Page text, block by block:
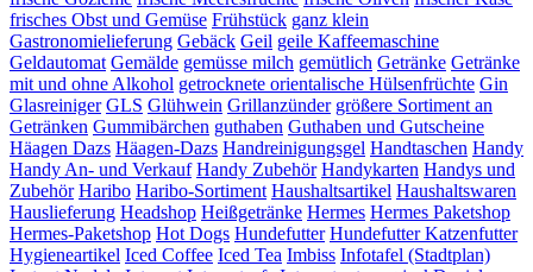
frisches Obst und Gemüse Frühstück ganz klein
Gastronomielieferung Gebäck Geil geile Kaffeemaschine
Geldautomat Gemälde gemüsse milch gemütlich Getränke Getränke
mit und ohne Alkohol getrocknete orientalische Hülsenfrüchte Gin
Glasreiniger GLS Glühwein Grillanzünder größere Sortiment an
Getränken Gummibärchen guthaben Guthaben und Gutscheine
Häagen Dazs Häagen-Dazs Handreinigungsgel Handtaschen Handy
Handy An- und Verkauf Handy Zubehör Handykarten Handys und
Zubehör Haribo Haribo-Sortiment Haushaltsartikel Haushaltswaren
Hauslieferung Headshop Heißgetränke Hermes Hermes Paketshop
Hermes-Paketshop Hot Dogs Hundefutter Hundefutter Katzenfutter
Hygieneartikel Iced Coffee Iced Tea Imbiss Infotafel (Stadtplan)